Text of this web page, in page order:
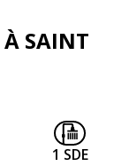
À SAINT
1 SDE